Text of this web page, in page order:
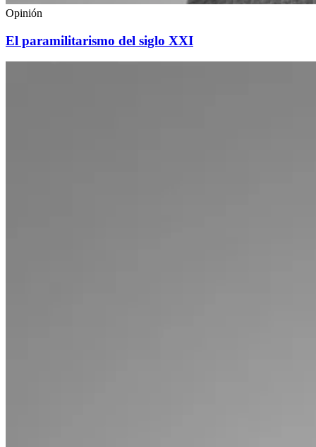
Opinión
El paramilitarismo del siglo XXI